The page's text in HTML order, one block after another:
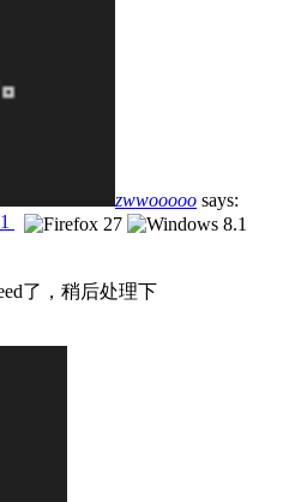
zwwooooo says:
了，稍后处理下